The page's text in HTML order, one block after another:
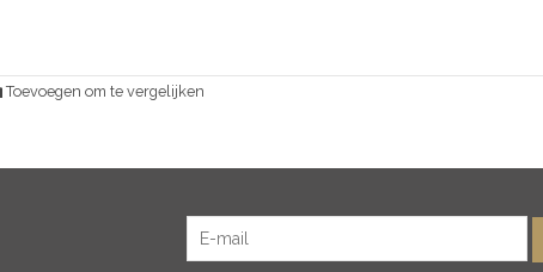
Toevoegen om te vergelijken